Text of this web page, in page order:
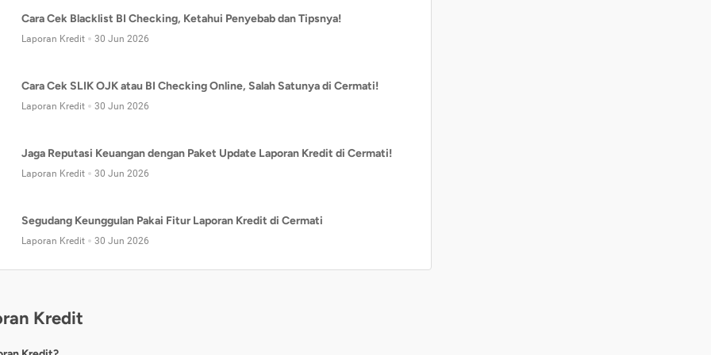
Cara Cek Blacklist BI Checking, Ketahui Penyebab dan Tipsnya!
Laporan Kredit 30 Jun 2026
Cara Cek SLIK OJK atau BI Checking Online, Salah Satunya di Cermati!
Laporan Kredit 30 Jun 2026
Jaga Reputasi Keuangan dengan Paket Update Laporan Kredit di Cermati!
Laporan Kredit 30 Jun 2026
Segudang Keunggulan Pakai Fitur Laporan Kredit di Cermati
Laporan Kredit 30 Jun 2026
Kredit